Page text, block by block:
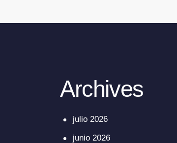
Archives
julio 2026
junio 2026